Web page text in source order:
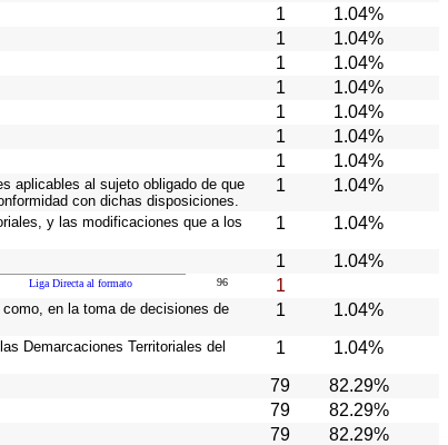
1 1.04%
1 1.04%
1 1.04%
1 1.04%
1 1.04%
1 1.04%
1 1.04%
aplicables al sujeto obligado de que
con dichas disposiciones.
1 1.04%
y las modificaciones que a los
1 1.04%
1 1.04%
Liga Directa al formato 96 1
en la toma de decisiones de
1 1.04%
Demarcaciones Territoriales del
1 1.04%
79 82.29%
79 82.29%
79 82.29%